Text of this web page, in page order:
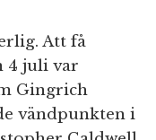
Att få
4 juli var
Gingrich
vändpunkten i